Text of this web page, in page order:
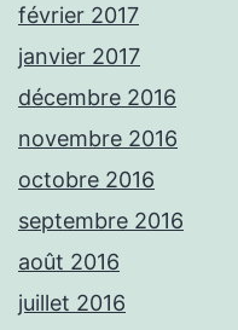
février 2017
janvier 2017
décembre 2016
novembre 2016
octobre 2016
septembre 2016
août 2016
juillet 2016